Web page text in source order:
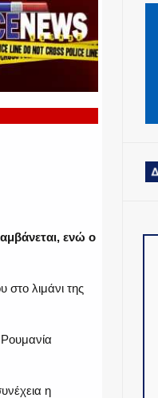
ενώ ο
λιμάνι της
η